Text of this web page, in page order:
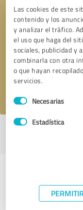
Las cookies de este
contenido y los
y analizar el tráfico.
el uso que haga del
sociales, publicidad y
combinarla con otra
o que hayan
servicios.
Selección
de
Necesarias
Estadística
Solicitar una